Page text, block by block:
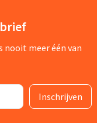
nooit meer één van